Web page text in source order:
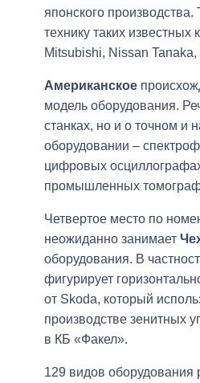
японского производства.
технику таких известных
Mitsubishi, Nissan Tanaka,
Американское
модель оборудования.
станках, но и о точном и
оборудовании –
цифровых
промышленных
Четвертое место по
неожиданно занимает
оборудования. В
фигурирует
от Skoda, который
производстве зенитных
в КБ «Факел».
129 видов оборудования